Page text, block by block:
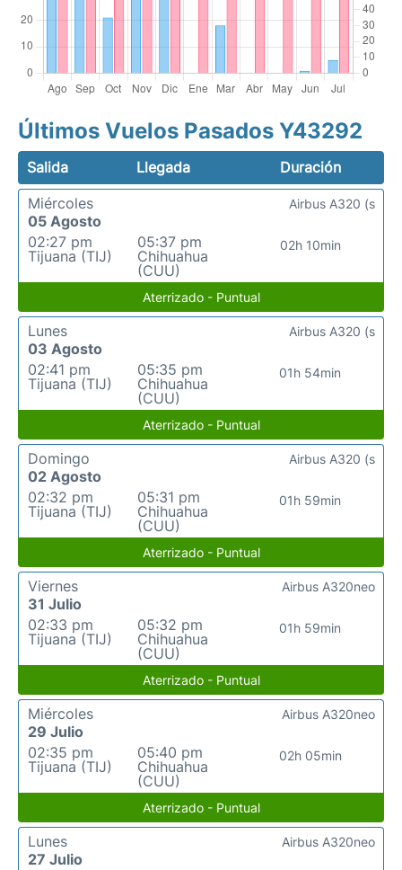
Últimos Vuelos Pasados Y43292
Salida Llegada
Duración
Miércoles
05 Agosto
02:27 pm
Tijuana (TIJ)
05:37 pm
Chihuahua
(CUU)
02h 10min
Airbus A320 (s
Aterrizado - Puntual
Lunes
03 Agosto
02:41 pm
Tijuana (TIJ)
05:35 pm
Chihuahua
(CUU)
01h 54min
Airbus A320 (s
Aterrizado - Puntual
Domingo
02 Agosto
02:32 pm
Tijuana (TIJ)
05:31 pm
Chihuahua
(CUU)
01h 59min
Airbus A320 (s
Aterrizado - Puntual
Viernes
31 Julio
02:33 pm
Tijuana (TIJ)
05:32 pm
Chihuahua
(CUU)
01h 59min
Airbus A320neo
Aterrizado - Puntual
Miércoles
29 Julio
02:35 pm
Tijuana (TIJ)
05:40 pm
Chihuahua
(CUU)
02h 05min
Airbus A320neo
Aterrizado - Puntual
Lunes
27 Julio
Airbus A320neo